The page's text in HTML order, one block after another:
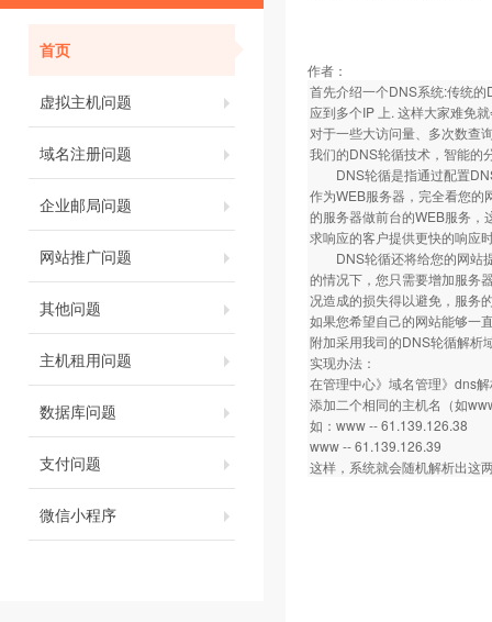
首页
虚拟主机问题
域名注册问题
企业邮局问题
网站推广问题
其他问题
主机租用问题
数据库问题
支付问题
微信小程序
作者：
首先介绍一个DNS系统:传统
应到多个IP 上. 这样大家难免
对于一些大访问量、多次数查
我们的DNS轮循技术，智能的
DNS轮循是指通过配置DNS
作为WEB服务器，完全看您的
的服务器做前台的WEB服务，
求响应的客户提供更快的响应
DNS轮循还将给您的网站提
的情况下，您只需要增加服务
况造成的损失得以避免，服务
如果您希望自己的网站能够一
附加采用我司的DNS轮循解析
实现办法：
在管理中心》域名管理》dns
添加二个相同的主机名（如
如：www -- 61.139.126.38
www -- 61.139.126.39
这样，系统就会随机解析出这